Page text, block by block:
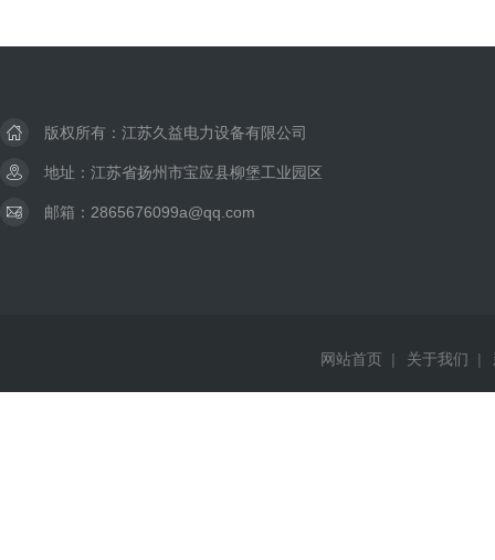
版权所有：江苏久益电力设备有限公司
地址：江苏省扬州市宝应县柳堡工业园区
邮箱：2865676099a@qq.com
网站首页 | 关于我们 |